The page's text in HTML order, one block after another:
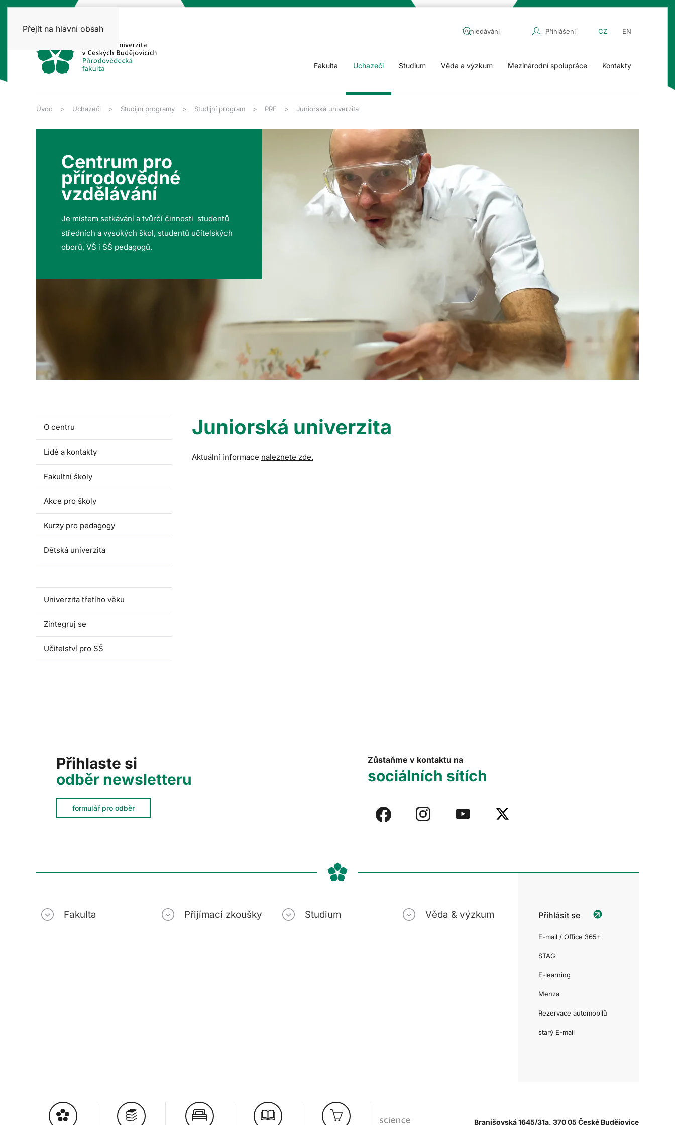
Přejít na hlavní obsah Přihlášení CZ EN
Fakulta Uchazeči Studium Věda a výzkum Mezinárodní spolupráce Kontakty
Úvod Uchazeči Studijní programy Studijní program PRF Juniorská univerzita
Centrum pro
přírodovědné
vzdělávání
Je místem setkávání a tvůrčí činnosti studentů
středních a vysokých škol, studentů učitelských
oborů, VŠ i SŠ pedagogů.
O centru
Lidé a kontakty
Fakultní školy
Akce pro školy
Kurzy pro pedagogy
Dětská univerzita
Univerzita třetího věku
Zintegruj se
Učitelství pro SŠ
Juniorská univerzita
Aktuální informace naleznete zde.
Přihlaste si
odběr newsletteru
formulář pro odběr
Zůstaňme v kontaktu na
sociálních sítích
Fakulta Přijímací zkoušky Studium Věda & výzkum Přihlásit se
E-mail / Office 365+
STAG
E-learning
Menza
Rezervace automobilů
starý E-mail
Branišovská 1645/31a, 370 05 České Budějovice